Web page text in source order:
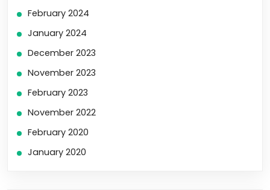
February 2024
January 2024
December 2023
November 2023
February 2023
November 2022
February 2020
January 2020